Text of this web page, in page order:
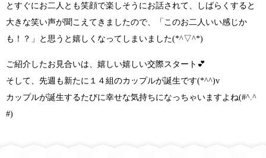
とすぐにお二人とも笑顔で楽しそうにお話されて、しばらくすると
大きな笑い声が聞こえてきましたので、
「このお二人いい感じか
も！？」
と思うと嬉しくなってしまいました(*^▽^*)
ご紹介したお見合いは、 嬉しい嬉しい交際スタート 💕
そして、 先週も新たに１４組のカップルが誕生です(*^^)v
カップルが誕生するたびに幸せな気持ちになっちゃいますよね(#^.^
#)